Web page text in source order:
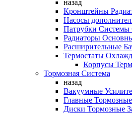
назад
Кронштейны
Насосы
Патрубки Системы
Радиаторы
Расширительные
Термостаты
Корпусы
Тормозная Система
назад
Вакуумные
Главные
Диски Тормозные